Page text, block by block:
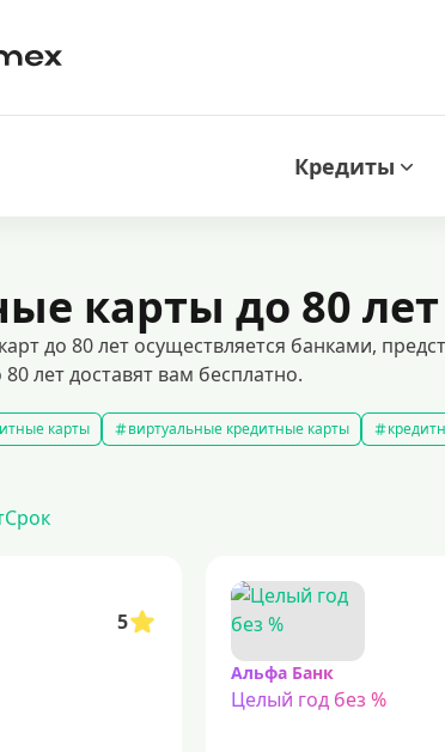
Кредиты
карты до 80 лет
до 80 лет осуществляется банками,
лет доставят вам бесплатно.
карты виртуальные кредитные карты
премиальные кредитные карты
Срок
5
Альфа Банк
Целый год без %